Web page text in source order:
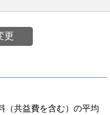
更
（共益費を含む）の平均